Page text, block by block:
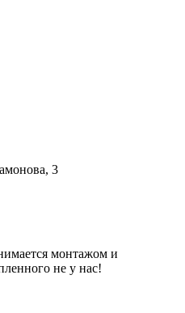
3
монтажом и
не у нас!